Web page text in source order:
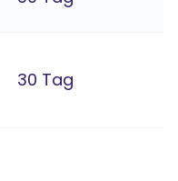
30 Tag